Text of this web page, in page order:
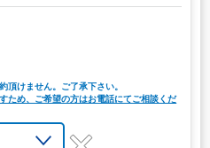
頂けません。ご了承下さい。
ため、ご希望の方はお電話にてご相談くだ